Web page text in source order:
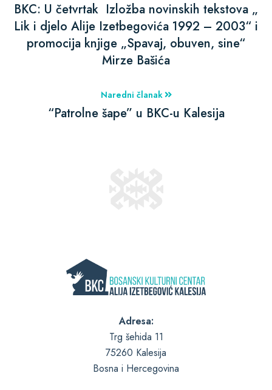
BKC: U četvrtak Izložba novinskih tekstova „
Lik i djelo Alije Izetbegovića 1992 – 2003“ i
promocija knjige „Spavaj, obuven, sine“
Mirze Bašića
Naredni članak
“Patrolne šape” u BKC-u Kalesija
Adresa:
Trg šehida 11
75260 Kalesija
Bosna i Hercegovina